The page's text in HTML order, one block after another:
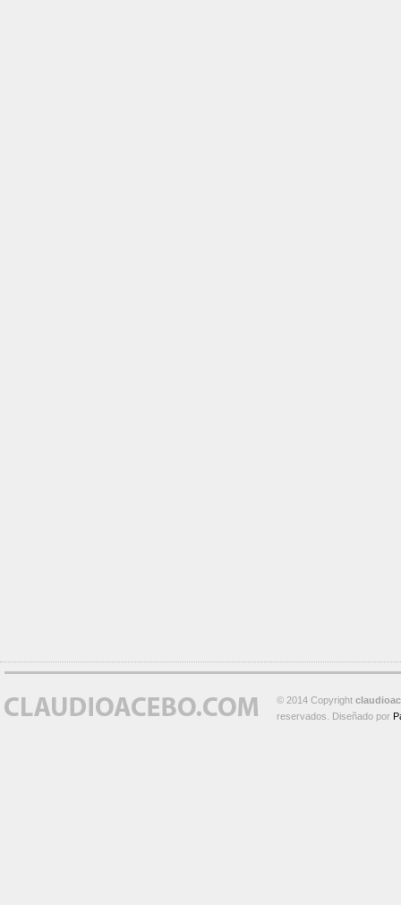
© 2014 Copyright
reservados. Diseñado por